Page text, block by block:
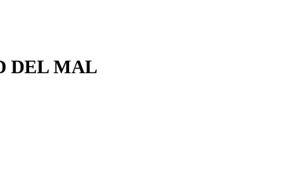
DEL MAL